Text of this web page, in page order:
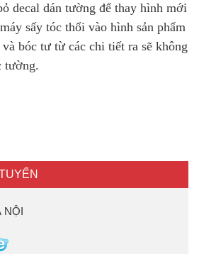
decal dán tường để thay hình mới
sấy tóc thổi vào hình sản phẩm
bóc tư từ các chi tiết ra sẽ không
tường.
NỘI